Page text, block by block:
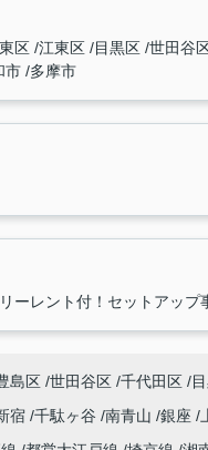
区 江東区 目黒区 世田谷
市 多摩市
ーレント付！セットアップ
島区 世田谷区 千代田区
宿 千駄ヶ谷 南青山 銀座